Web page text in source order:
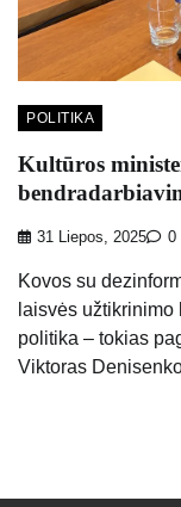
POLITIKA
Kultūros
31 Liepos, 2025 0
Kovos su
laisvės
politika – tokias
Viktoras